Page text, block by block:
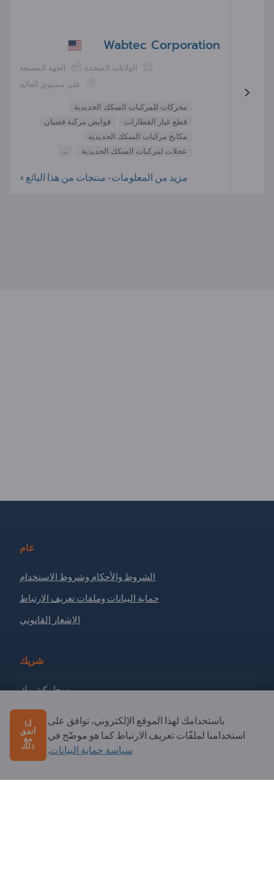
Wabtec Corporation
الجهة المصنعة
الولايات المتحدة
على مستوى العالم
محركات للمركبات السكك الحديدية
قطع غيار القطارات
قوابض مركبة قضبان
مكابح مركبات السكك الحديدية
عجلات لمركبات السكك الحديدية
...
مزيد من المعلومات- منتجات من هذا البائع »
عام
الشروط والأحكام وشروط الاستخدام
حماية البيانات وملفات تعريف الارتباط
الإشعار القانوني
شريك
سجل كشريك
الاشتراك في النشرة الإخبارية
لديك أسئلة؟
الأسئلة الشائعة
باستخدامك لهذا الموقع الإلكتروني، توافق على
استخدامنا لملفّات تعريف الارتباط كما هو موضّح في
سياسة حماية البيانات.
أنا
أتفق
مع
ذلك